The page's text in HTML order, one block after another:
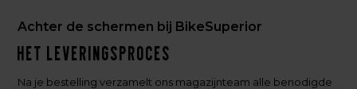
Achter de schermen bij BikeSuperior
Het leveringsproces
Na je bestelling verzamelt ons magazijnteam alle benodigde